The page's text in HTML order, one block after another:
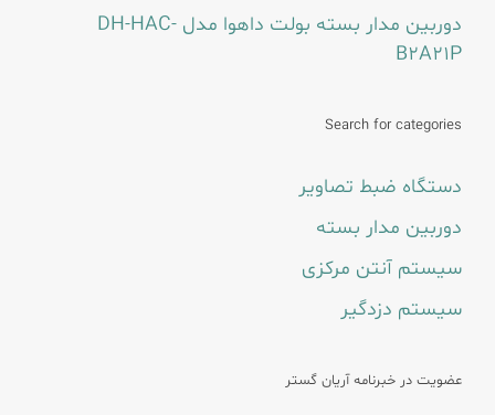
دوربین مدار بسته بولت داهوا مدل DH-HAC-
B2A21P
Search for categories
دستگاه ضبط تصاویر
دوربین مدار بسته
سیستم آنتن مرکزی
سیستم دزدگیر
عضویت در خبرنامه آریان گستر